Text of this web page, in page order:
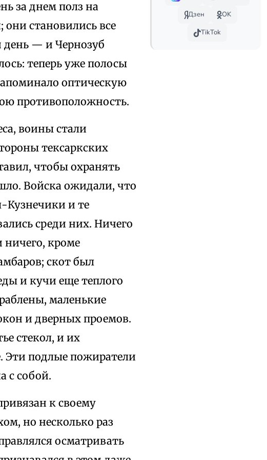
за днем полз на
они становились все
день — и Чернозуб
теперь уже полосы
оптическую
противоположность.
воины стали
тексаркских
чтобы охранять
Войска ожидали, что
Кузнечики и те
среди них. Ничего
ничего, кроме
скот был
и кучи еще теплого
маленькие
и дверных проемов.
стекол, и их
Эти подлые пожиратели
с собой.
к своему
но несколько раз
осматривать
Дзен
OK
TikTok